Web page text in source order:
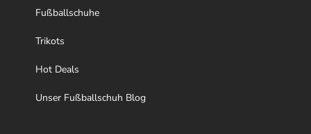
Produktseite
gewählt
werden
Fußballschuhe
Trikots
Hot Deals
Unser Fußballschuh Blog